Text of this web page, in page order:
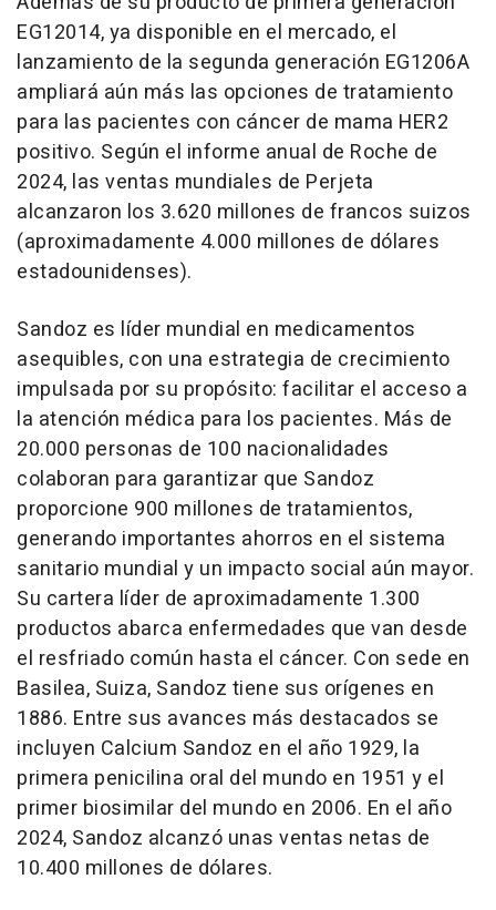
EG12014, ya disponible en el mercado, el
lanzamiento de la segunda generación EG1206A
ampliará aún más las opciones de tratamiento
para las pacientes con cáncer de mama HER2
positivo. Según el informe anual de Roche de
2024, las ventas mundiales de Perjeta
alcanzaron los 3.620 millones de francos suizos
(aproximadamente 4.000 millones de dólares
estadounidenses).
Sandoz es líder mundial en medicamentos
asequibles, con una estrategia de crecimiento
impulsada por su propósito: facilitar el acceso a
la atención médica para los pacientes. Más de
20.000 personas de 100 nacionalidades
colaboran para garantizar que Sandoz
proporcione 900 millones de tratamientos,
generando importantes ahorros en el sistema
sanitario mundial y un impacto social aún mayor.
Su cartera líder de aproximadamente 1.300
productos abarca enfermedades que van desde
el resfriado común hasta el cáncer. Con sede en
Basilea, Suiza, Sandoz tiene sus orígenes en
1886. Entre sus avances más destacados se
incluyen Calcium Sandoz en el año 1929, la
primera penicilina oral del mundo en 1951 y el
primer biosimilar del mundo en 2006. En el año
2024, Sandoz alcanzó unas ventas netas de
10.400 millones de dólares.